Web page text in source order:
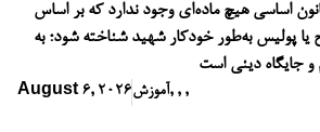
اساسی هیچ ماده‌ای وجود ندارد که بر اساس
پولیس به‌طور خودکار شهید شناخته شود؛ به
جایگاه دینی است
August 6, 2026آموزش, , ,